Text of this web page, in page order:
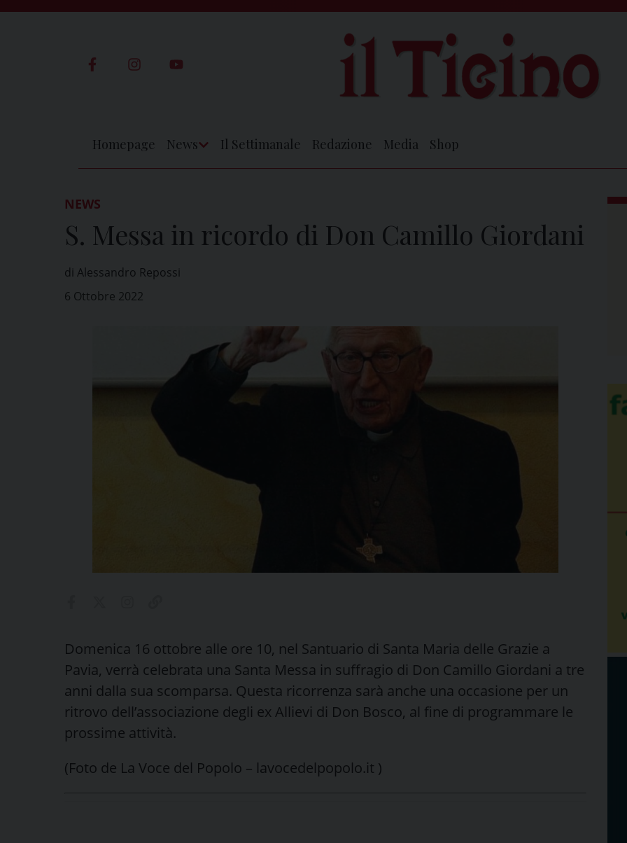
Homepage News Il Settimanale Redazione Media Shop
NEWS
S. Messa in ricordo di Don Camillo Giordani
di Alessandro Repossi
6 Ottobre 2022
Domenica 16 ottobre alle ore 10, nel Santuario di Santa Maria delle Grazie a
Pavia, verrà celebrata una Santa Messa in suffragio di Don Camillo Giordani a tre
anni dalla sua scomparsa. Questa ricorrenza sarà anche una occasione per un
ritrovo dell’associazione degli ex Allievi di Don Bosco, al fine di programmare le
prossime attività.
(Foto de La Voce del Popolo – lavocedelpopolo.it )